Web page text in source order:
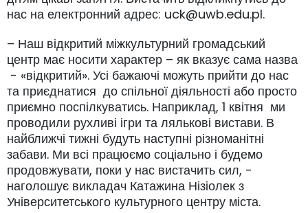
нас на електронний адрес: uck@uwb.edu.pl.
– Наш відкритий міжкультурний громадський
центр має носити характер – як вказує сама назва
- «відкритий». Усі бажаючі можуть прийти до нас
та приєднатися до спільної діяльності або просто
приємно поспілкуватись. Наприклад, 1 квітня ми
проводили рухливі ігри та лялькові вистави. В
найближчі тижні будуть наступні різноманітні
забави. Ми всі працюємо соціально і будемо
продовжувати, поки у нас вистачить сил, -
наголошує викладач Катажина Нізіолек з
Університетського культурного центру міста.